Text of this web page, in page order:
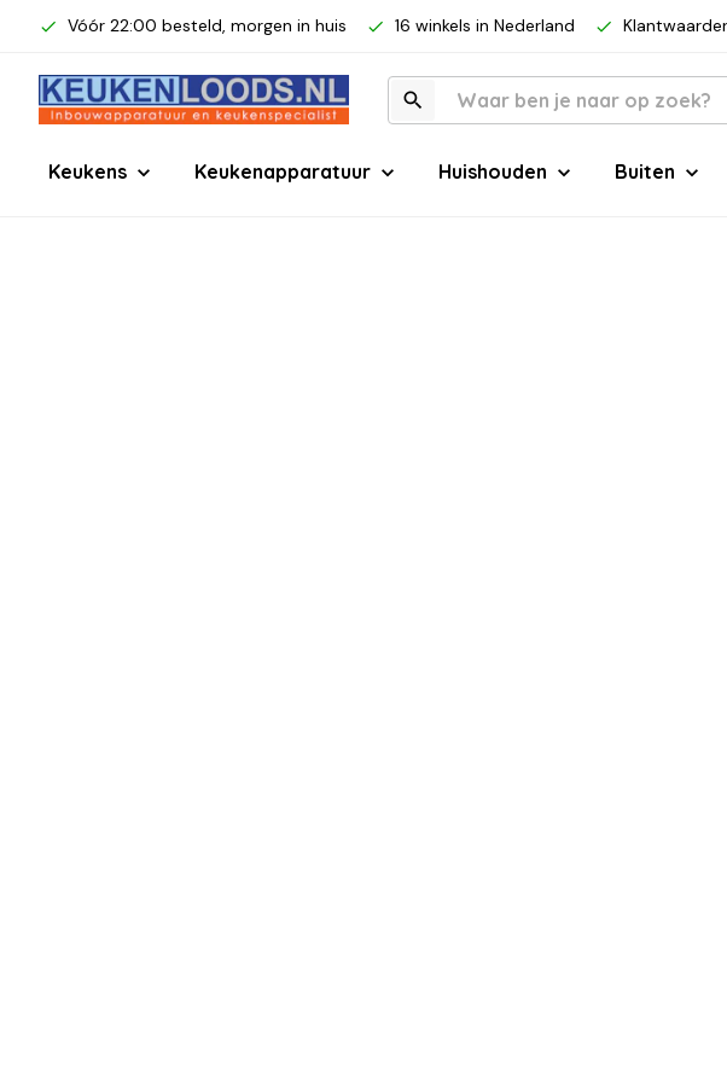
Vóór 22:00 besteld, morgen in huis 16 winkels in Nederland
Keukens Keukenapparatuur Huishouden Buiten